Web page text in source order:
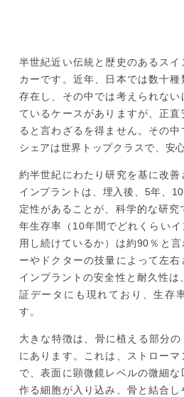
半世紀近い伝統と歴史のあるス
カーです。近年、日本では数十
存在し、その中では考えられな
ているケースがありますが、正
ると言わざるを得ません。その
シェアは世界トップクラスで、安
約半世紀にわたり研究を基に改
インプラントは、埋入後、5年、
定性があることが、科学的な研
年生存率（10年間でどれくらい
用し続けているか）は約90％と
ーやドクターの技量によって左
インプラントの安全性と耐久性
証データにも現れており、生存
す。
大きな特徴は、骨に植える部分
にあります。これは、ストロー
で、表面に顕微鏡レベルの微細
作る細胞が入り込み、骨と結合し